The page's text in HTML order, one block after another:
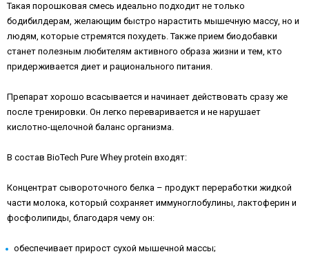
Такая порошковая смесь идеально подходит не только
бодибилдерам, желающим быстро нарастить мышечную массу, но и
людям, которые стремятся похудеть. Также прием биодобавки
станет полезным любителям активного образа жизни и тем, кто
придерживается диет и рационального питания.
Препарат хорошо всасывается и начинает действовать сразу же
после тренировки. Он легко переваривается и не нарушает
кислотно-щелочной баланс организма.
В состав BioTech Pure Whey protein входят:
Концентрат сывороточного белка – продукт переработки жидкой
части молока, который сохраняет иммуноглобулины, лактоферин и
фосфолипиды, благодаря чему он:
обеспечивает прирост сухой мышечной массы;